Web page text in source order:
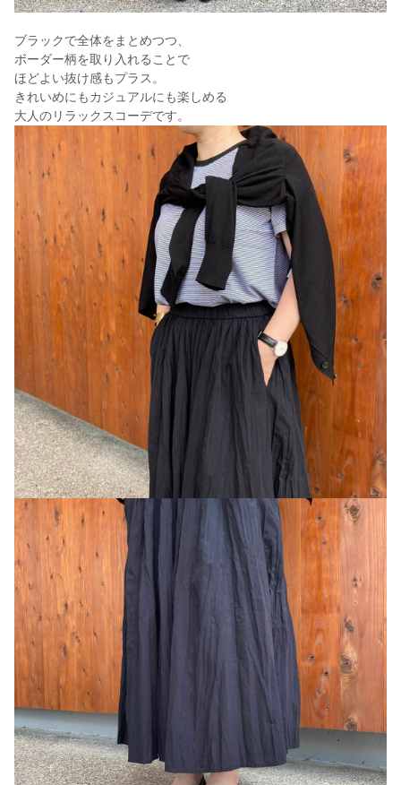
ブラックで全体をまとめつつ、
ボーダー柄を取り入れることで
ほどよい抜け感もプラス。
きれいめにもカジュアルにも楽しめる
大人のリラックスコーデです。